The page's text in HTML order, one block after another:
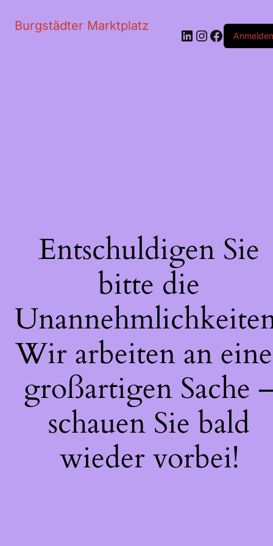
Burgstädter Marktplatz
LinkedIn
Instagram
Anmelden
Entschuldigen Sie
bitte die
Wir arbeiten an
großartigen Sache
schauen Sie bald
wieder vorbei!